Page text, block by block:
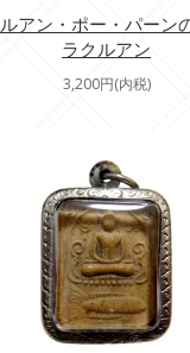
ルアン・ポー・パーン
ラクルアン
3,200円(内税)